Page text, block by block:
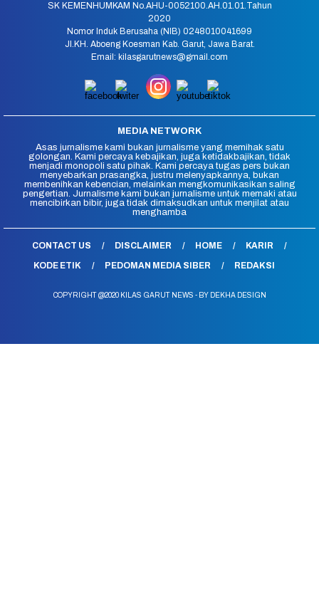
SK KEMENHUMKAM No.AHU-0052100.AH.01.01.Tahun
2020
Nomor Induk Berusaha (NIB) 0248010041699
Jl.KH. Aboeng Koesman Kab. Garut, Jawa Barat.
Email: kilasgarutnews@gmail.com
MEDIA NETWORK
Asas jurnalisme kami bukan jurnalisme yang memihak satu
golongan. Kami percaya kebajikan, juga ketidakbajikan, tidak
menjadi monopoli satu pihak. Kami percaya tugas pers bukan
menyebarkan prasangka, justru melenyapkannya, bukan
membenihkan kebencian, melainkan mengkomunikasikan saling
pengertian. Jurnalisme kami bukan jurnalisme untuk memaki atau
mencibirkan bibir, juga tidak dimaksudkan untuk menjilat atau
menghamba
CONTACT US DISCLAIMER HOME
KARIR
KODE ETIK
PEDOMAN MEDIA SIBER REDAKSI
COPYRIGHT @2020 KILAS GARUT NEWS - BY DEKHA DESIGN